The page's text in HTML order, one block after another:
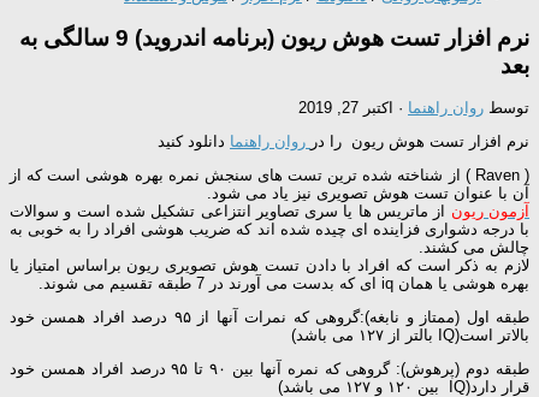
نرم افزار تست هوش ریون (برنامه اندروید) 9 سالگی به
بعد
توسط روان راهنما · اکتبر 27, 2019
نرم افزار تست هوش ریون را در روان راهنما دانلود کنید
( Raven ) از شناخته شده ترین تست های سنجش نمره بهره هوشی است که از
آن با عنوان تست هوش تصویری نیز یاد می شود.
آزمون ریون از ماتریس ها یا سری تصاویر انتزاعی تشکیل شده است و سوالات
با درجه دشواری فزاینده ای چیده شده اند که ضریب هوشی افراد را به خوبی به
چالش می کشند.
لازم به ذکر است که افراد با دادن تست هوش تصویری ریون براساس امتیاز یا
بهره هوشی یا همان iq ای که بدست می آورند در 7 طبقه تقسیم می شوند.
طبقه اول (ممتاز و نابغه):گروهی که نمرات آنها از ۹۵ درصد افراد همسن خود
بالاتر است(IQ بالتر از ۱۲۷ می باشد)
طبقه دوم (پرهوش): گروهی که نمره آنها بین ۹۰ تا ۹۵ درصد افراد همسن خود
قرار دارد(IQ بین ۱۲۰ و ۱۲۷ می باشد)